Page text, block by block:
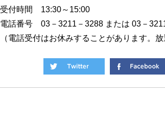
受付時間 13:30～15:00
電話番号 03－3211－3288 または 03－
（電話受付はお休みすることがあります。